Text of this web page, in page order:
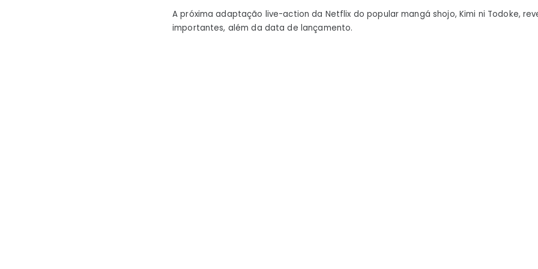
A próxima adaptação live-action da Netflix do popular mangá shojo, Kimi ni Todoke,
importantes, além da data de lançamento.